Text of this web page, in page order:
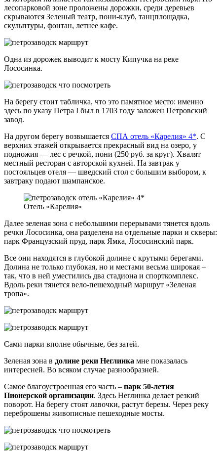
лесопарковой зоне проложены дорожки, среди деревьев
скрываются Зеленый театр, пони-клуб, танцплощадка,
скульптуры, фонтан, летнее кафе.
Одна из дорожек выводит к мосту Кипучка на реке
Лососинка.
На берегу стоит табличка, что это памятное место: именно
здесь по указу Петра I был в 1703 году заложен Петровский
завод.
На другом берегу возвышается СПА отель «Карелия» 4*. С
верхних этажей открывается прекрасный вид на озеро, у
подножия — лес с речкой, пони (250 руб. за круг). Хвалят
местный ресторан с авторской кухней. На завтрак у
постояльцев отеля — шведский стол с большим выбором, к
завтраку подают шампанское.
Отель «Карелия»
Далее зеленая зона с небольшими перерывами тянется вдоль
речки Лососинка, она разделена на отдельные парки и скверы:
парк Французский пруд, парк Ямка, Лососинский парк.
Все они находятся в глубокой долине с крутыми берегами.
Долина не только глубокая, но и местами весьма широкая –
так, что в ней уместились два стадиона и спорткомплекс.
Вдоль реки тянется вело-пешеходный маршрут «Зеленая
тропа».
Сами парки вполне обычные, без затей.
Зеленая зона в долине реки Неглинка мне показалась
интересней. Во всяком случае разнообразней.
Самое благоустроенная его часть – парк 50-летия
Пионерской организации. Здесь Неглинка делает резкий
поворот. На берегу стоят лавочки, растут березы. Через реку
переброшены живописные пешеходные мосты.